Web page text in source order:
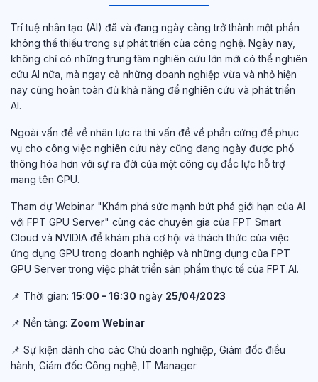
Trí tuệ nhân tạo (AI) đã và đang ngày càng trở thành một phần
không thể thiếu trong sự phát triển của công nghệ. Ngày nay,
không chỉ có những trung tâm nghiên cứu lớn mới có thể nghiên
cứu AI nữa, mà ngay cả những doanh nghiệp vừa và nhỏ hiện
nay cũng hoàn toàn đủ khả năng để nghiên cứu và phát triển
AI.
Ngoài vấn đề về nhân lực ra thì vấn đề về phần cứng để phục
vụ cho công việc nghiên cứu này cũng đang ngày được phổ
thông hóa hơn với sự ra đời của một công cụ đắc lực hỗ trợ
mang tên GPU.
Tham dự Webinar "Khám phá sức mạnh bứt phá giới hạn của AI
với FPT GPU Server" cùng các chuyên gia của FPT Smart
Cloud và NVIDIA để khám phá cơ hội và thách thức của việc
ứng dụng GPU trong doanh nghiệp và những dụng của FPT
GPU Server trong việc phát triển sản phẩm thực tế của FPT.AI.
📌 Thời gian: 15:00 - 16:30 ngày 25/04/2023
📌 Nền tảng: Zoom Webinar
📌 Sự kiện dành cho các Chủ doanh nghiệp, Giám đốc điều
hành, Giám đốc Công nghệ, IT Manager